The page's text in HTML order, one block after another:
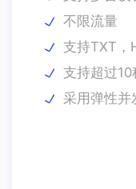
不限流量
支持TXT，
支持超过10
采用弹性并